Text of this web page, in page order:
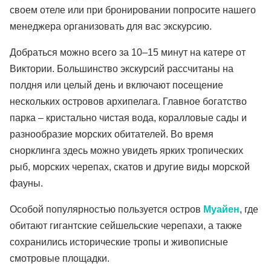
своем отеле или при бронировании попросите нашего
менеджера организовать для вас экскурсию.
Добраться можно всего за 10–15 минут на катере от
Виктории. Большинство экскурсий рассчитаны на
полдня или целый день и включают посещение
нескольких островов архипелага. Главное богатство
парка – кристально чистая вода, коралловые сады и
разнообразие морских обитателей. Во время
снорклинга здесь можно увидеть ярких тропических
рыб, морских черепах, скатов и другие виды морской
фауны.
Особой популярностью пользуется остров Муайен, где
обитают гигантские сейшельские черепахи, а также
сохранились исторические тропы и живописные
смотровые площадки.